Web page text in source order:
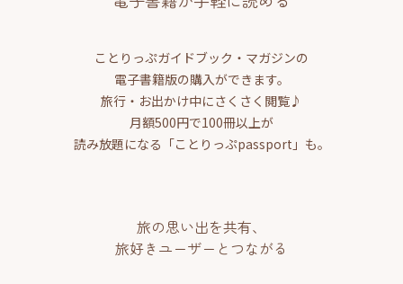
ことりっぷガイドブック・マガジンの
電子書籍版の購入ができます。
旅行・お出かけ中にさくさく閲覧♪
月額500円で100冊以上が
読み放題になる「ことりっぷpassport」も。
旅の思い出を共有、
旅好きユーザーとつながる